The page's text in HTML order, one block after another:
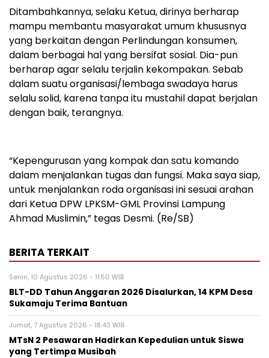
Ditambahkannya, selaku Ketua, dirinya berharap
mampu membantu masyarakat umum khususnya
yang berkaitan dengan Perlindungan konsumen,
dalam berbagai hal yang bersifat sosial. Dia-pun
berharap agar selalu terjalin kekompakan. Sebab
dalam suatu organisasi/lembaga swadaya harus
selalu solid, karena tanpa itu mustahil dapat berjalan
dengan baik, terangnya.
“Kepengurusan yang kompak dan satu komando
dalam menjalankan tugas dan fungsi. Maka saya siap,
untuk menjalankan roda organisasi ini sesuai arahan
dari Ketua DPW LPKSM-GML Provinsi Lampung
Ahmad Muslimin,” tegas Desmi. (Re/SB)
BERITA TERKAIT
Senin, 10 Agustus 2026 - 11:50 WIB
BLT-DD Tahun Anggaran 2026 Disalurkan, 14 KPM Desa
Sukamaju Terima Bantuan
Jumat, 7 Agustus 2026 - 18:43 WIB
MTsN 2 Pesawaran Hadirkan Kepedulian untuk Siswa
yang Tertimpa Musibah